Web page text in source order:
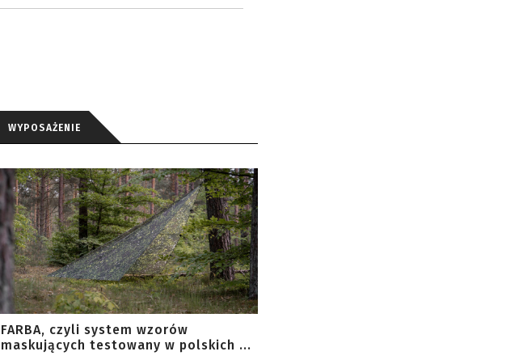
WYPOSAŻENIE
FARBA, czyli system wzorów
maskujących testowany w polskich ...